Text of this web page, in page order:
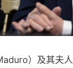
）及其夫